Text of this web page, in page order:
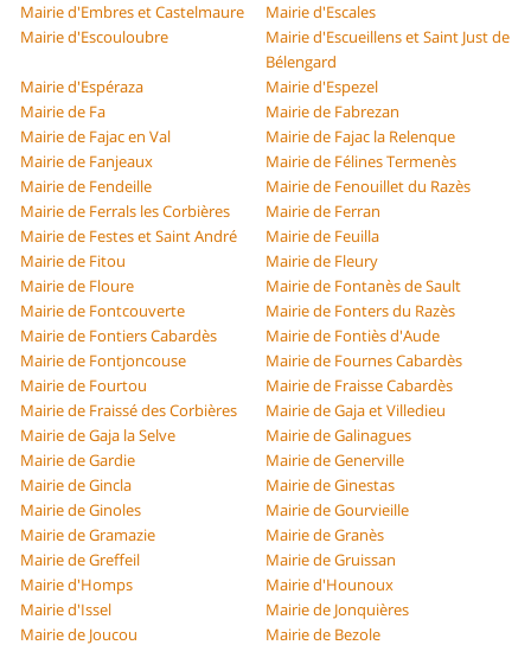
Mairie d'Embres et Castelmaure
Mairie d'Escales
Mairie d'Escouloubre
Mairie d'Escueillens et Saint Just de
Bélengard
Mairie d'Espéraza
Mairie d'Espezel
Mairie de Fa
Mairie de Fabrezan
Mairie de Fajac en Val
Mairie de Fajac la Relenque
Mairie de Fanjeaux
Mairie de Félines Termenès
Mairie de Fendeille
Mairie de Fenouillet du Razès
Mairie de Ferrals les Corbières
Mairie de Ferran
Mairie de Festes et Saint André
Mairie de Feuilla
Mairie de Fitou
Mairie de Fleury
Mairie de Floure
Mairie de Fontanès de Sault
Mairie de Fontcouverte
Mairie de Fonters du Razès
Mairie de Fontiers Cabardès
Mairie de Fontiès d'Aude
Mairie de Fontjoncouse
Mairie de Fournes Cabardès
Mairie de Fourtou
Mairie de Fraisse Cabardès
Mairie de Fraissé des Corbières
Mairie de Gaja et Villedieu
Mairie de Gaja la Selve
Mairie de Galinagues
Mairie de Gardie
Mairie de Generville
Mairie de Gincla
Mairie de Ginestas
Mairie de Ginoles
Mairie de Gourvieille
Mairie de Gramazie
Mairie de Granès
Mairie de Greffeil
Mairie de Gruissan
Mairie d'Homps
Mairie d'Hounoux
Mairie d'Issel
Mairie de Jonquières
Mairie de Joucou
Mairie de Bezole